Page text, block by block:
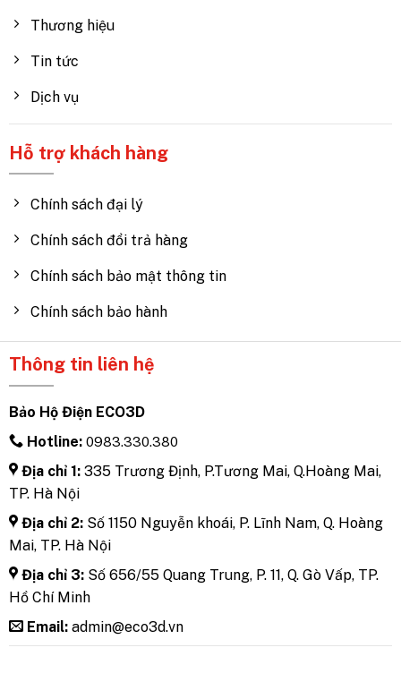
Thương hiệu
Tin tức
Dịch vụ
Hỗ trợ khách hàng
Chính sách đại lý
Chính sách đổi trả hàng
Chính sách bảo mật thông tin
Chính sách bảo hành
Thông tin liên hệ
Bảo Hộ Điện ECO3D
Hotline: 0983.330.380
Địa chỉ 1: 335 Trương Định, P.Tương Mai, Q.Hoàng Mai,
TP. Hà Nội
Địa chỉ 2: Số 1150 Nguyễn khoái, P. Lĩnh Nam, Q. Hoàng
Mai, TP. Hà Nội
Địa chỉ 3: Số 656/55 Quang Trung, P. 11, Q. Gò Vấp, TP.
Hồ Chí Minh
Email: admin@eco3d.vn